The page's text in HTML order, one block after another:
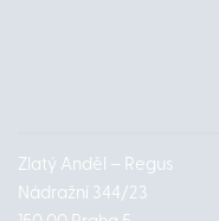
Zlatý Anděl – Regus
Nádražní 344/23